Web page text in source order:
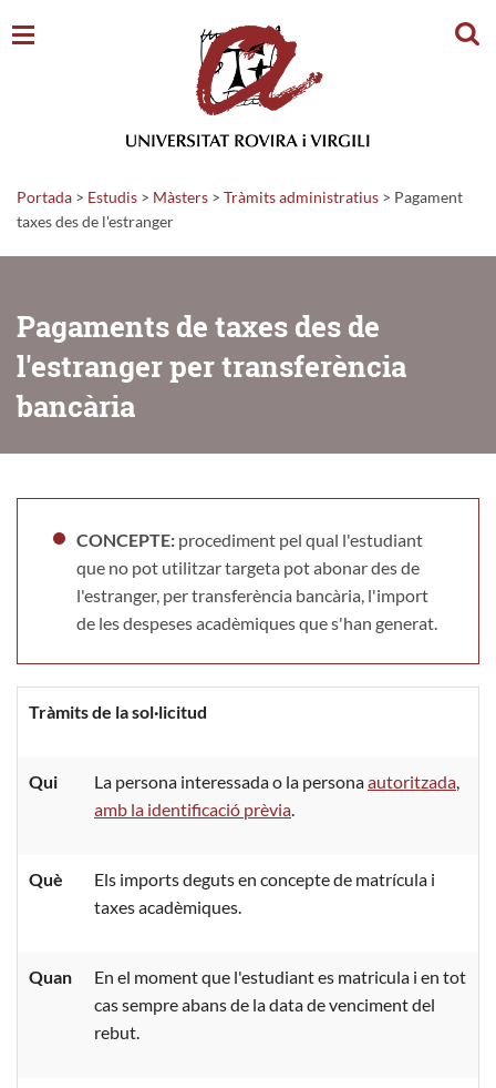
Portada > Estudis > Màsters > Tràmits administratius > Pagament
taxes des de l'estranger
Pagaments de taxes des de
l'estranger per transferència
bancària
CONCEPTE:procediment pel qual l'estudiant
que no pot utilitzar targeta pot abonar des de
l'estranger, per transferència bancària, l'import
de les despeses acadèmiques que s'han generat.
Tràmits de la sol·licitud
Qui La persona interessada o la personaautoritzada
amb la identificació prèvia
Què
Els imports deguts en concepte de matrícula i
taxes acadèmiques.
Quan
En el moment que l'estudiant es matricula i en tot
cas sempre abans de la data de venciment del
rebut.